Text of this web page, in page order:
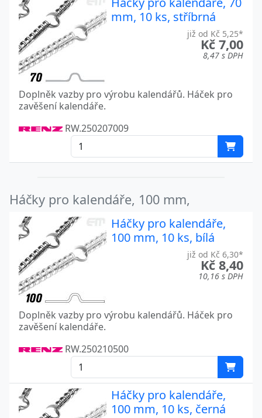
mm, 10 ks, stříbrná
již od Kč 5,25*
Kč 7,00
8,47 s DPH
Doplněk vazby pro výrobu kalendářů. Háček pro
zavěšení kalendáře.
RW.250207009
Háčky pro kalendáře, 100 mm,
Háčky pro kalendáře,
100 mm, 10 ks, bílá
již od Kč 6,30*
Kč 8,40
10,16 s DPH
Doplněk vazby pro výrobu kalendářů. Háček pro
zavěšení kalendáře.
RW.250210500
Háčky pro kalendáře,
100 mm, 10 ks, černá